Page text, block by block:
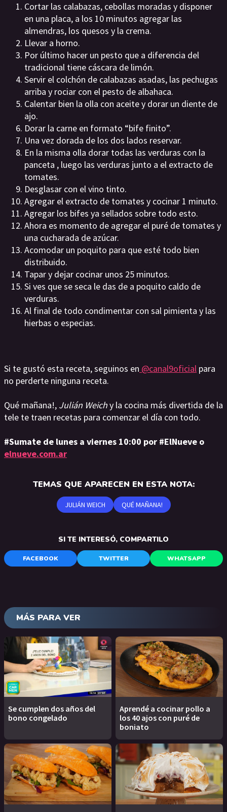
Cortar las calabazas, cebollas moradas y disponer
en una placa, a los 10 minutos agregar las
almendras, los quesos y la crema.
Llevar a horno.
Por último hacer un pesto que a diferencia del
tradicional tiene cáscara de limón.
Servir el colchón de calabazas asadas, las pechugas
arriba y rociar con el pesto de albahaca.
Calentar bien la olla con aceite y dorar un diente de
ajo.
Dorar la carne en formato “bife finito”.
Una vez dorada de los dos lados reservar.
En la misma olla dorar todas las verduras con la
panceta , luego las verduras junto a el extracto de
tomates.
Desglasar con el vino tinto.
Agregar el extracto de tomates y cocinar 1 minuto.
Agregar los bifes ya sellados sobre todo esto.
Ahora es momento de agregar el puré de tomates y
una cucharada de azúcar.
Acomodar un poquito para que esté todo bien
distribuido.
Tapar y dejar cocinar unos 25 minutos.
Si ves que se seca le das de a poquito caldo de
verduras.
Al final de todo condimentar con sal pimienta y las
hierbas o especias.
Si te gustó esta receta, seguinos en @canal9oficial para
no perderte ninguna receta.
Qué mañana!, Julián Weichy la cocina más divertida de la
tele te traen recetas para comenzar el día con todo.
#Sumate de lunes a viernes 10:00 por #ElNueve o
elnueve.com.ar
TEMAS QUE APARECEN EN ESTA NOTA:
JULIÁN WEICH QUÉ MAÑANA!
SI TE INTERESÓ, COMPARTILO
FACEBOOK TWITTER WHATSAPP
MÁS PARA VER
Se cumplen dos años del
bono congelado
Aprendé a cocinar pollo a
los 40 ajos con puré de
boniato